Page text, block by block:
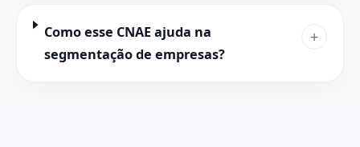
Como esse CNAE ajuda na
segmentação de empresas?
+